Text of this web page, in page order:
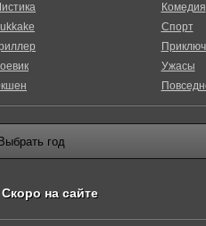
Комедия
Спорт
Ужасы
Скоро на сайте